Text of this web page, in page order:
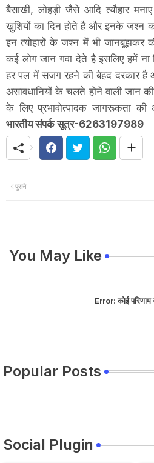
बैसाखी, लोहड़ी जैसे आदि त्यौहार
खुशियों का दिन होते है और इनके जश्न
इन त्योहारों के जश्न में भी जानबूझकर
कई लोग जान गवा देते है इसलिए हमें ना
हर पल में सजग रहने की बेहद दरकार है
असावधानियों के चलते होने वाली जान
के लिए प्रभावोत्पादक जागरूकता की
भारतीय संपर्क सूत्र-6263197989
पुराने
You May Like
Error:कोई परिणाम
Popular Posts
Social Plugin